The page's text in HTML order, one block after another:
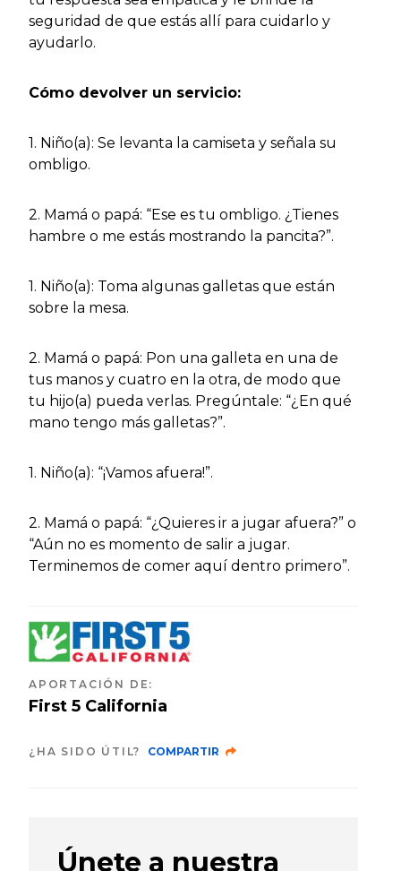
seguridad de que estás allí para cuidarlo y
ayudarlo.
Cómo devolver un servicio:
1. Niño(a): Se levanta la camiseta y señala su
ombligo.
2. Mamá o papá: “Ese es tu ombligo. ¿Tienes
hambre o me estás mostrando la pancita?”.
1. Niño(a): Toma algunas galletas que están
sobre la mesa.
2. Mamá o papá: Pon una galleta en una de
tus manos y cuatro en la otra, de modo que
tu hijo(a) pueda verlas. Pregúntale: “¿En qué
mano tengo más galletas?”.
1. Niño(a): “¡Vamos afuera!”.
2. Mamá o papá: “¿Quieres ir a jugar afuera?” o
“Aún no es momento de salir a jugar.
Terminemos de comer aquí dentro primero”.
APORTACIÓN DE:
First 5 California
¿HA SIDO ÚTIL? COMPARTIR
Únete a nuestra